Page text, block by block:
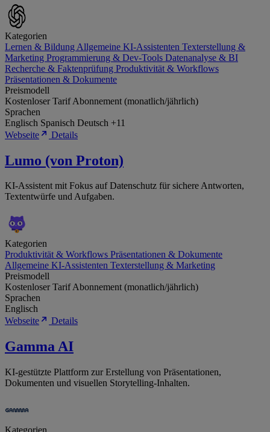
Kategorien
Lernen & Bildung Allgemeine KI-Assistenten Texterstellung &
Marketing Programmierung & Dev-Tools Datenanalyse & BI
Recherche & Faktenprüfung Produktivität & Workflows
Präsentationen & Dokumente
Preismodell
Kostenloser Tarif Abonnement (monatlich/jährlich)
Sprachen
Englisch Spanisch Deutsch +11
Webseite
Details
Lumo (von Proton)
KI-Assistent mit Fokus auf Datenschutz für sichere Antworten,
Textentwürfe und Aufgaben.
Kategorien
Produktivität & Workflows Präsentationen & Dokumente
Allgemeine KI-Assistenten Texterstellung & Marketing
Preismodell
Kostenloser TarifAbonnement (monatlich/jährlich)
Sprachen
Englisch
Webseite
Details
Gamma AI
KI-gestützte Plattform zur Erstellung von Präsentationen,
Dokumenten und visuellen Storytelling-Inhalten.